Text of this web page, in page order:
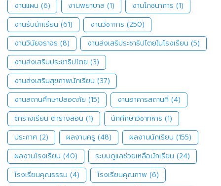
งานแผน (6) งานพยาบาล (1) งานโภชนาการ (1)
งานรับนักเรียน (61) งานวิชาการ (250)
งานวินัยจราจร (8) งานส่งเสริประชาธิปไตยในโรงเรียน (5)
งานส่งเสริมประชาธิปไตย (3)
งานส่งเสริมสุขภาพนักเรียน (37)
งานสถานศึกษาปลอดภัย (15) งานอาคารสถานที่ (4)
ตารางเรียน ตารางสอน (1) นักศึกษาวิชาทหาร (1)
ประกาศ (2) ผลงานครู (48) ผลงานนักเรียน (155)
ผลงานโรงเรียน (40) ระบบดูแลช่วยเหลือนักเรียน (24)
โรงเรียนคุณธรรม (4) โรงเรียนคุณภาพ (6)